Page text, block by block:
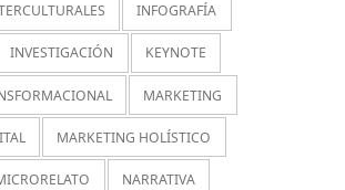
INFOGRAFÍA
INVESTIGACIÓN KEYNOTE
MARKETING
MARKETING HOLÍSTICO
NARRATIVA